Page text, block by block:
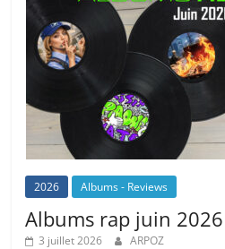
2026 Albums - Reviews
Albums rap juin 2026
3 juillet 2026 ARPOZ